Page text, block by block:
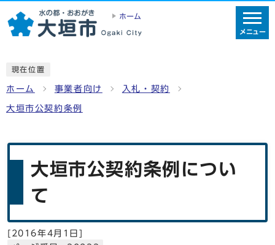
ホーム
メニュー
現在位置
ホーム 事業者向け 入札・契約
大垣市公契約条例
大垣市公契約条例につい
て
[ 2016年4月1日]